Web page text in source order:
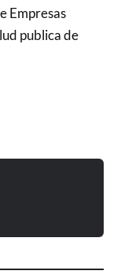
Empresas
publica de